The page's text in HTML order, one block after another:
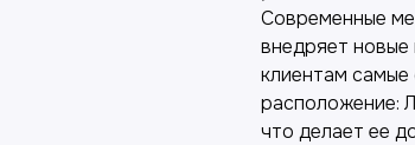
Современные
внедряет
клиентам
расположение:
что делает ее